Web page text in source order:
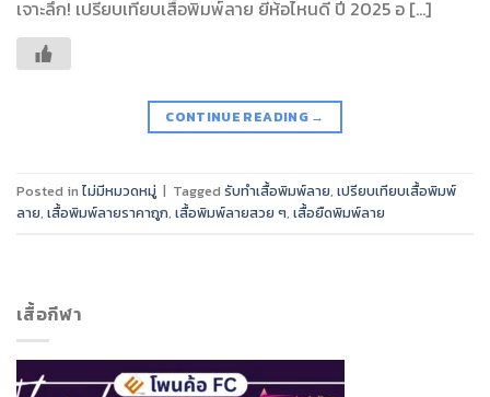
เจาะลึก! เปรียบเทียบเสื้อพิมพ์ลาย ยี่ห้อไหนดี ปี 2025 อ […]
CONTINUE READING →
Posted in ไม่มีหมวดหมู่ | Tagged รับทำเสื้อพิมพ์ลาย, เปรียบเทียบเสื้อพิมพ์
ลาย, เสื้อพิมพ์ลายราคาถูก, เสื้อพิมพ์ลายสวย ๆ, เสื้อยืดพิมพ์ลาย
เสื้อกีฬา